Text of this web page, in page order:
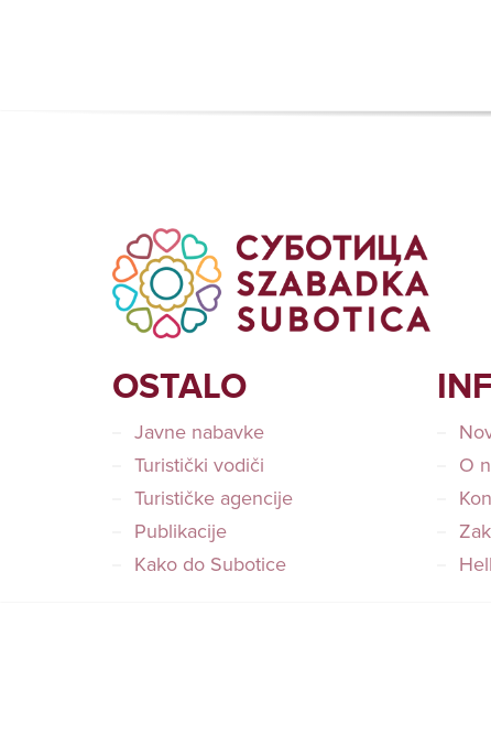
OSTALO
Javne nabavke
Turistički vodiči
Turističke agencije
Publikacije
Kako do Subotice
O